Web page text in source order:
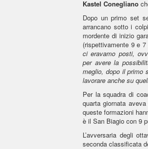
Kastel Conegliano
Dopo un primo set
arrancano sotto i
mordente di inizio
(rispettivamente 9 e
ci eravamo posti,
per avere la
meglio, dopo il primo
lavorare anche su
Per la squadra di
quarta giornata
queste formazioni
è il San Biagio con 9
L’avversaria degli
seconda classificata